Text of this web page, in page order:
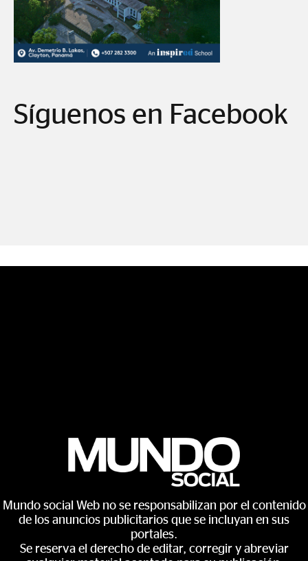
Síguenos en Facebook
Mundo social Web no se responsabilizan por el contenido
de los anuncios publicitarios que se incluyan en sus
portales.
Se reserva el derecho de editar, corregir y abreviar